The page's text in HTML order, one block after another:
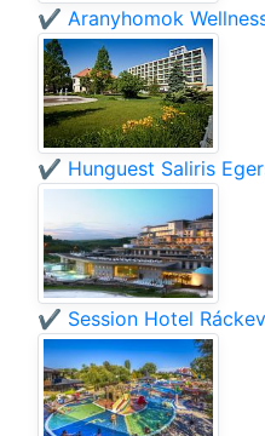
✔️ Aranyhomok
✔️ Hunguest Saliris
✔️ Session Hotel